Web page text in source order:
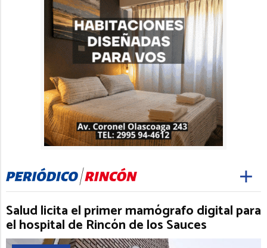
Salud licita el primer mamógrafo digital para
el hospital de Rincón de los Sauces